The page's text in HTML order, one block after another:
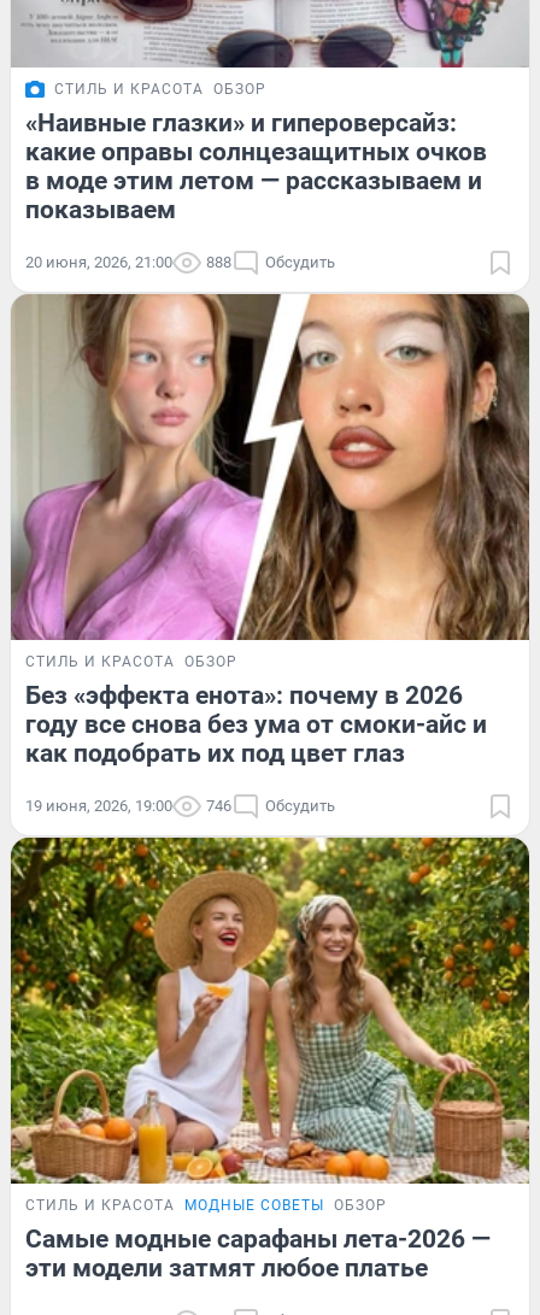
СТИЛЬ И КРАСОТА ОБЗОР
«Наивные глазки» и гипероверсайз:
какие оправы солнцезащитных очков
в моде этим летом — рассказываем и
показываем
20 июня, 2026, 21:00 888 Обсудить
СТИЛЬ И КРАСОТА ОБЗОР
Без «эффекта енота»: почему в 2026
году все снова без ума от смоки-айс и
как подобрать их под цвет глаз
19 июня, 2026, 19:00 746 Обсудить
СТИЛЬ И КРАСОТА МОДНЫЕ СОВЕТЫ ОБЗОР
Самые модные сарафаны лета-2026 —
эти модели затмят любое платье